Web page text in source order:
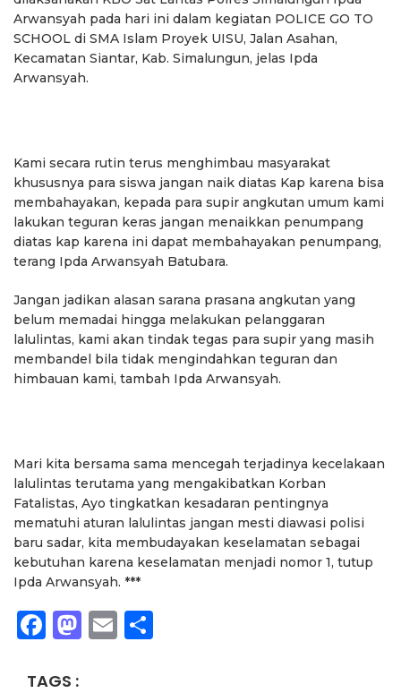
Arwansyah pada hari ini dalam kegiatan POLICE GO TO
SCHOOL di SMA Islam Proyek UISU, Jalan Asahan,
Kecamatan Siantar, Kab. Simalungun, jelas Ipda
Arwansyah.
Kami secara rutin terus menghimbau masyarakat
khususnya para siswa jangan naik diatas Kap karena bisa
membahayakan, kepada para supir angkutan umum kami
lakukan teguran keras jangan menaikkan penumpang
diatas kap karena ini dapat membahayakan penumpang,
terang Ipda Arwansyah Batubara.
Jangan jadikan alasan sarana prasana angkutan yang
belum memadai hingga melakukan pelanggaran
lalulintas, kami akan tindak tegas para supir yang masih
membandel bila tidak mengindahkan teguran dan
himbauan kami, tambah Ipda Arwansyah.
Mari kita bersama sama mencegah terjadinya kecelakaan
lalulintas terutama yang mengakibatkan Korban
Fatalistas, Ayo tingkatkan kesadaran pentingnya
mematuhi aturan lalulintas jangan mesti diawasi polisi
baru sadar, kita membudayakan keselamatan sebagai
kebutuhan karena keselamatan menjadi nomor 1, tutup
Ipda Arwansyah. ***
Facebook
Mastodon
Email
TAGS :